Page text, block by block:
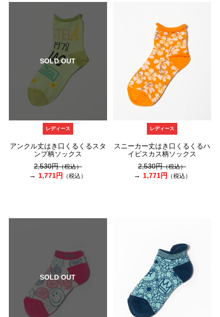
SOLD OUT
レディース
アンクル丈はき口くるくるスタ
ンプ柄ソックス
2,530円（税込）
1,771円 （税込）
レディース
スニーカー丈はき口くるくるハ
イビスカス柄ソックス
2,530円（税込）
1,771円 （税込）
SOLD OUT